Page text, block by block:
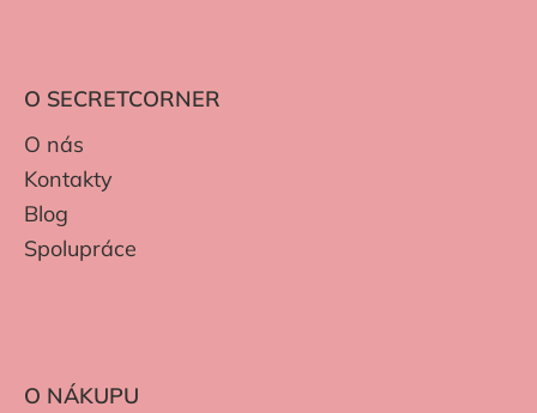
O SECRETCORNER
O nás
Kontakty
Blog
Spolupráce
O NÁKUPU